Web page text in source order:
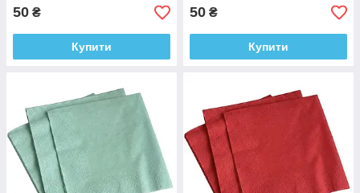
50 ₴
Купити
50 ₴
Купити